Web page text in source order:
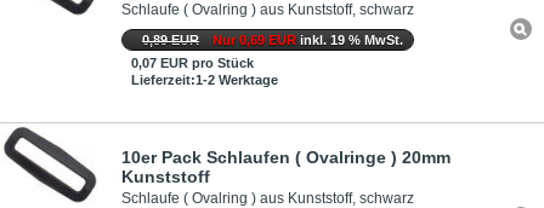
Schlaufe ( Ovalring ) aus Kunststoff, schwarz
0,89 EUR Nur 0,69 EUR inkl. 19 % MwSt.
0,07 EUR pro Stück
Lieferzeit:1-2 Werktage
10er Pack Schlaufen ( Ovalringe ) 20mm
Kunststoff
Schlaufe ( Ovalring ) aus Kunststoff, schwarz